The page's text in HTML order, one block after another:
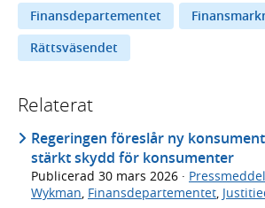
Finansdepartementet
Rättsväsendet
Relaterat
Regeringen föreslår ny
stärkt skydd för konsumenter
Publicerad 30 mars 2026 ·
Wykman, Finansdepartementet,